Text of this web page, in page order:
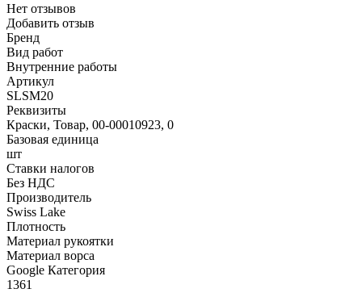
Нет отзывов
Добавить отзыв
Бренд
Вид работ
Внутренние работы
Артикул
SLSM20
Реквизиты
Краски, Товар, 00-00010923, 0
Базовая единица
шт
Ставки налогов
Без НДС
Производитель
Swiss Lake
Плотность
Материал рукоятки
Материал ворса
Google Категория
1361